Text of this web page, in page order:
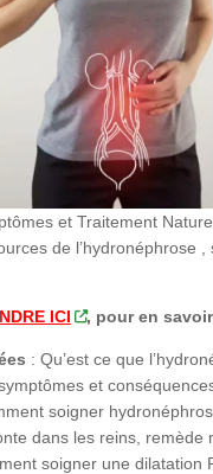
et Traitement
de l’hydronéphrose ,
ICI , pour en
: Qu’est ce que
et
soigner
dans les reins, remède
soigner une dilatation